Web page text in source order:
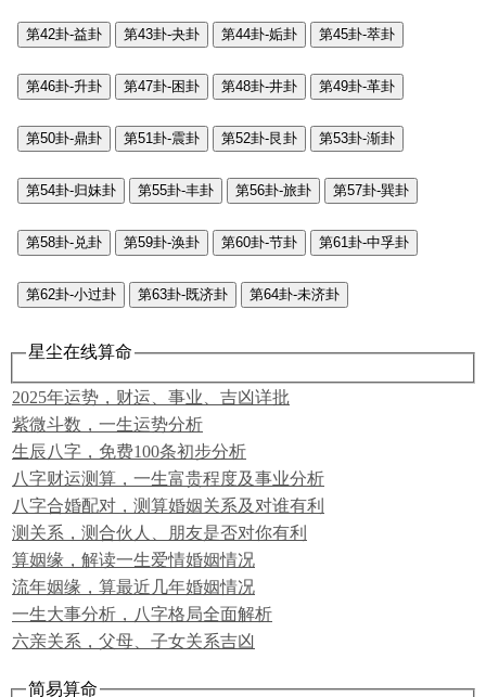
第42卦-益卦 第43卦-夬卦 第44卦-姤卦 第45卦-萃卦
第46卦-升卦 第47卦-困卦 第48卦-井卦 第49卦-革卦
第50卦-鼎卦 第51卦-震卦 第52卦-艮卦 第53卦-渐卦
第54卦-归妹卦 第55卦-丰卦 第56卦-旅卦 第57卦-巽卦
第58卦-兑卦 第59卦-涣卦 第60卦-节卦 第61卦-中孚卦
第62卦-小过卦 第63卦-既济卦 第64卦-未济卦
星尘在线算命
2025年运势，财运、事业、吉凶详批
紫微斗数，一生运势分析
生辰八字，免费100条初步分析
八字财运测算，一生富贵程度及事业分析
八字合婚配对，测算婚姻关系及对谁有利
测关系，测合伙人、朋友是否对你有利
算姻缘，解读一生爱情婚姻情况
流年姻缘，算最近几年婚姻情况
一生大事分析，八字格局全面解析
六亲关系，父母、子女关系吉凶
简易算命